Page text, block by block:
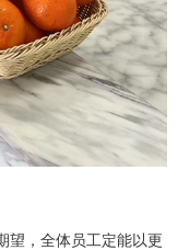
，全体员工定能以更